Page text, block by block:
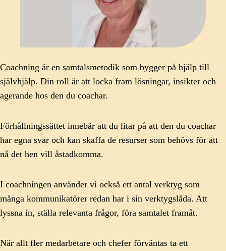
Coachning är en samtalsmetodik som bygger på hjälp till
självhjälp. Din roll är att locka fram lösningar, insikter och
agerande hos den du coachar.
Förhållningssättet innebär att du litar på att den du coachar
har egna svar och kan skaffa de resurser som behövs för att
nå det hen vill åstadkomma.
I coachningen använder vi också ett antal verktyg som
många kommunikatörer redan har i sin verktygslåda. Att
lyssna in, ställa relevanta frågor, föra samtalet framåt.
När allt fler medarbetare och chefer förväntas ta ett